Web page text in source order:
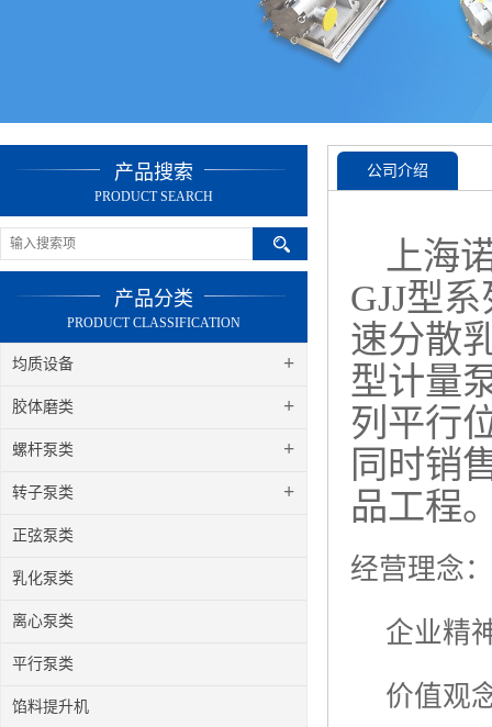
产品搜索
PRODUCT SEARCH
产品分类
PRODUCT CLASSIFICATION
均质设备 +
胶体磨类 +
螺杆泵类 +
转子泵类 +
正弦泵类
乳化泵类
离心泵类
平行泵类
馅料提升机
公司介绍
上海
GJJ型
速分散
型计量
列平行
同时销
品工程
经营理念：
企业精
价值观